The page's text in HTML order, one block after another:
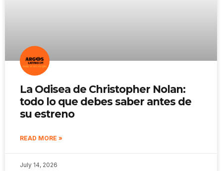
La Odisea de Christopher Nolan:
todo lo que debes saber antes de
su estreno
READ MORE »
July 14, 2026